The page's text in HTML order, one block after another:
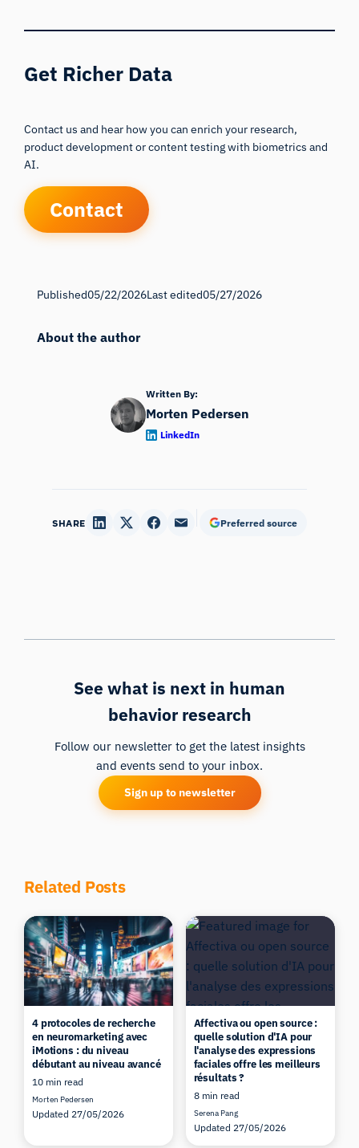
Get Richer Data
Contact us and hear how you can enrich your research,
product development or content testing with biometrics and
AI.
Contact
Published05/22/2026Last edited05/27/2026
About the author
Written By:
Morten Pedersen
LinkedIn
SHARE Preferred source
See what is next in human
behavior research
Follow our newsletter to get the latest insights
and events send to your inbox.
Sign up to newsletter
Related Posts
4 protocoles de recherche
en neuromarketing avec
iMotions : du niveau
débutant au niveau avancé
10 min read
Morten Pedersen
Updated 27/05/2026
Affectiva ou open source :
quelle solution d'IA pour
l'analyse des expressions
faciales offre les meilleurs
résultats ?
8 min read
Serena Pang
Updated 27/05/2026